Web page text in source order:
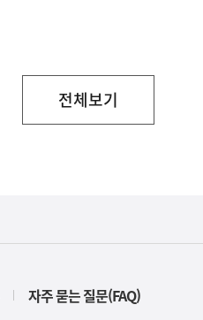
부
처
전체보기
자주 묻는 질문(FAQ)